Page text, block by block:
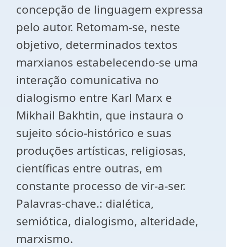
concepção de linguagem expressa
pelo autor. Retomam-se, neste
objetivo, determinados textos
marxianos estabelecendo-se uma
interação comunicativa no
dialogismo entre Karl Marx e
Mikhail Bakhtin, que instaura o
sujeito sócio-histórico e suas
produções artísticas, religiosas,
científicas entre outras, em
constante processo de vir-a-ser.
Palavras-chave.: dialética,
semiótica, dialogismo, alteridade,
marxismo.